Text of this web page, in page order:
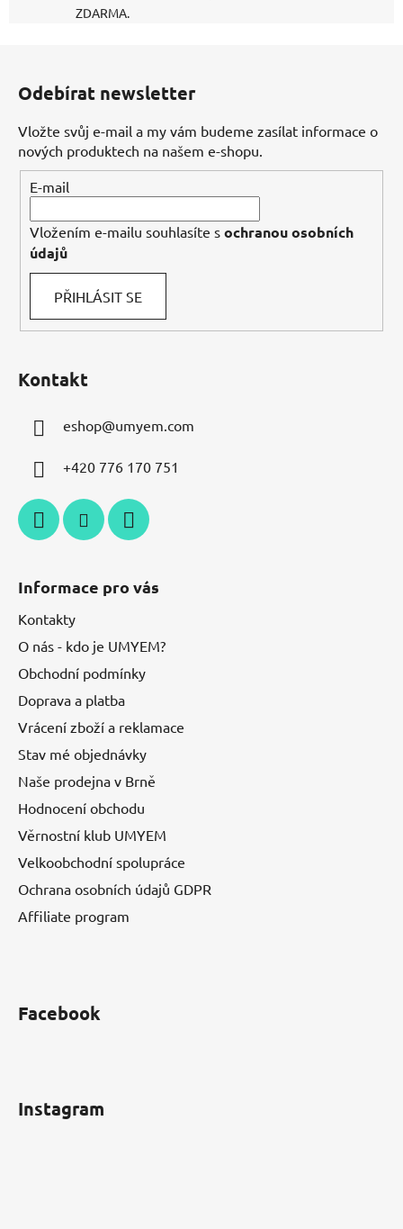
ZDARMA.
Odebírat newsletter
Vložte svůj e-mail a my vám budeme zasílat informace o
nových produktech na našem e-shopu.
E-mail
Vložením e-mailu souhlasíte s ochranou osobních
údajů
PŘIHLÁSIT SE
Kontakt
eshop@umyem.com
+420 776 170 751
Informace pro vás
Kontakty
O nás - kdo je UMYEM?
Obchodní podmínky
Doprava a platba
Vrácení zboží a reklamace
Stav mé objednávky
Naše prodejna v Brně
Hodnocení obchodu
Věrnostní klub UMYEM
Velkoobchodní spolupráce
Ochrana osobních údajů GDPR
Affiliate program
Facebook
Instagram